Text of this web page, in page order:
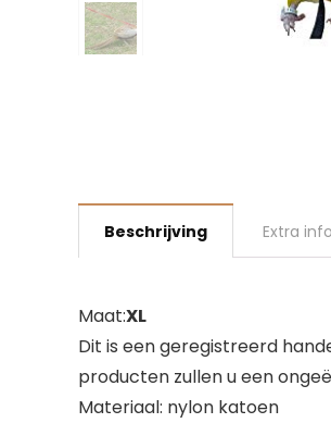
Beschrijving Extra
Maat:XL
Dit is een geregistreerd
producten zullen u een
Materiaal: nylon katoen